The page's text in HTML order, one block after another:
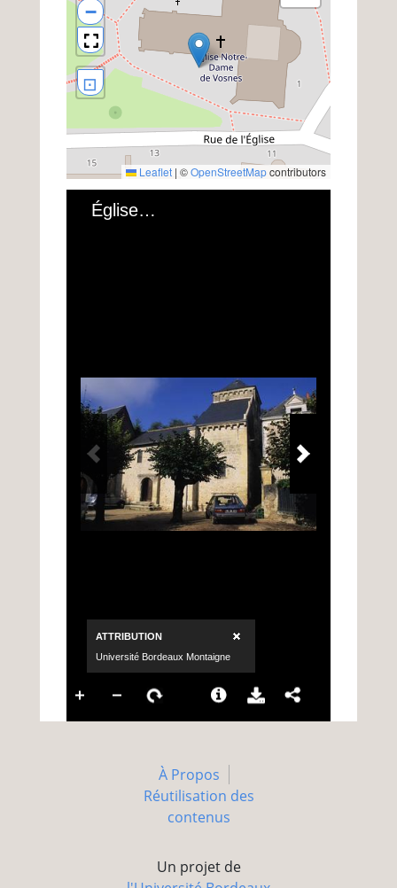
−
⊡
Leaflet | ©OpenStreetMapcontributors
À Propos
Réutilisation des
contenus
Un projet de